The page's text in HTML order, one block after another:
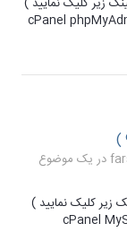
farsiwebhost.com پاسخی برای farsiwebhost.com در یک موضوع
برروی لینک زیر کلیک نمایید )